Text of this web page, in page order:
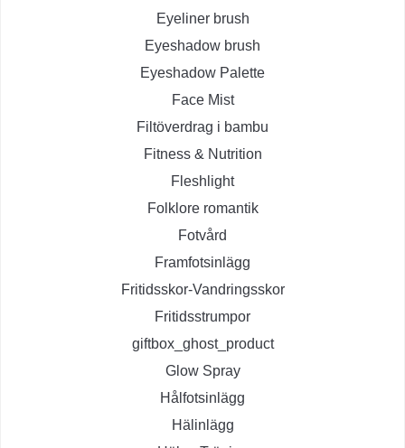
Eyeliner brush
Eyeshadow brush
Eyeshadow Palette
Face Mist
Filtöverdrag i bambu
Fitness & Nutrition
Fleshlight
Folklore romantik
Fotvård
Framfotsinlägg
Fritidsskor-Vandringsskor
Fritidsstrumpor
giftbox_ghost_product
Glow Spray
Hålfotsinlägg
Hälinlägg